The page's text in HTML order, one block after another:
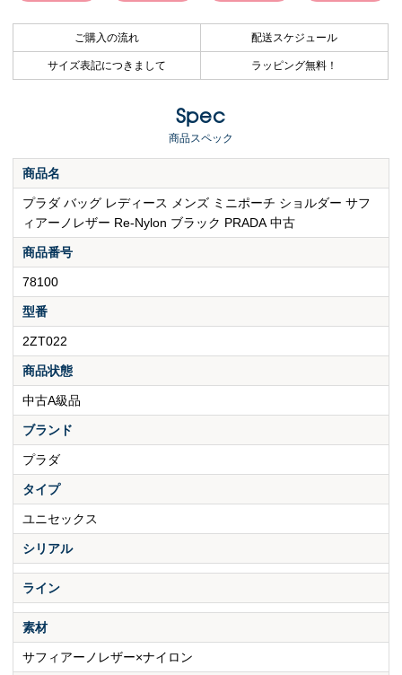
ご購入の流れ 配送スケジュール
サイズ表記につきまして ラッピング無料！
Spec
商品スペック
商品名
プラダ バッグ レディース メンズ ミニポーチ ショルダー サフ
ィアーノレザー Re-Nylon ブラック PRADA 中古
商品番号
78100
型番
2ZT022
商品状態
中古A級品
ブランド
プラダ
タイプ
ユニセックス
シリアル
ライン
素材
サフィアーノレザー×ナイロン